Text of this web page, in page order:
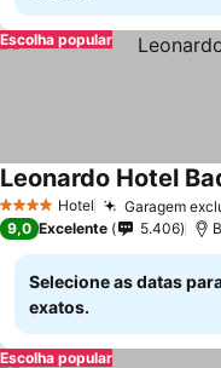
Escolha popular
4 EstrelasHotel Garagem
Leonardo Hotel
9,0 Excelente 5.406
Selecione as datas
exatos.
Escolha popular